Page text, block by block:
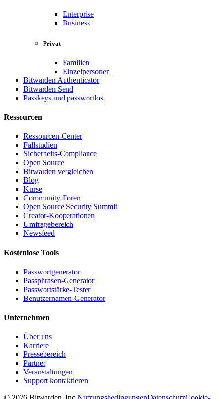
Enterprise
Business
Privat
Familien
Einzelpersonen
Bitwarden Authenticator
Bitwarden Send
Passkeys und passwortlos
Ressourcen
Ressourcen-Center
Fallstudien
Sicherheits-Compliance
Open Source
Bitwarden vergleichen
Blog
Kurse
Community-Foren
Open Source Security Summit
Creator-Kooperationen
Umfragebereich
Newsfeed
Kostenlose Tools
Passwortgenerator
Passphrasen-Generator
Passwortstärke-Tester
Benutzernamen-Generator
Unternehmen
Über uns
Karriere
Pressebereich
Partner
Veranstaltungen
Support kontaktieren